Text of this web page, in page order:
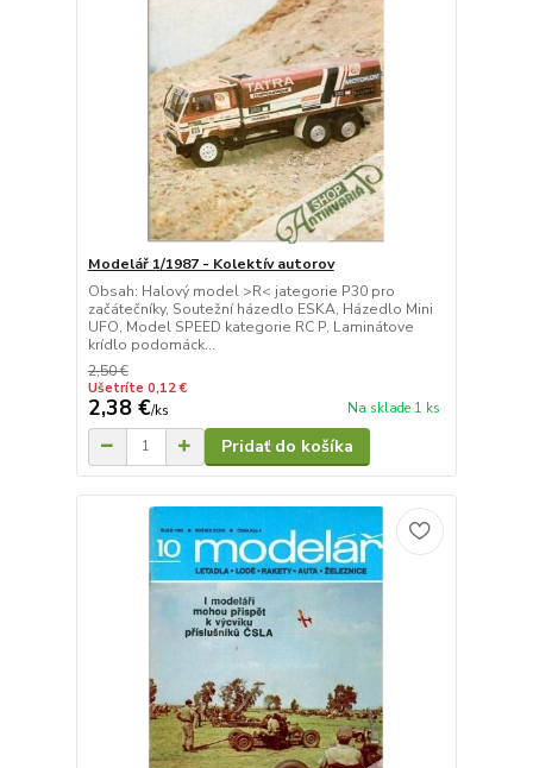
Modelář 1/1987 - Kolektív autorov
Obsah: Halový model >R< jategorie P30 pro
začátečníky, Soutežní házedlo ESKA, Házedlo Mini
UFO, Model SPEED kategorie RC P, Laminátove
krídlo podomáck...
2,50 €
Ušetríte 0,12 €
2,38 €/ks Na sklade 1 ks
Pridať do košíka